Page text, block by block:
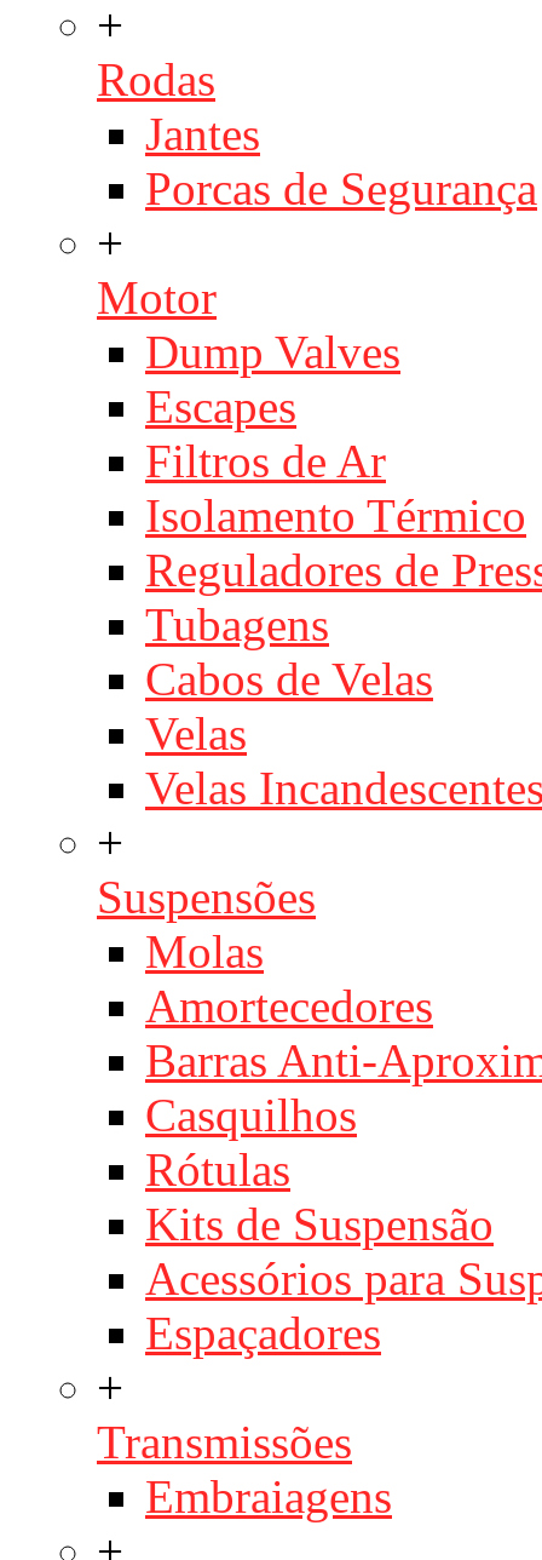
+
Rodas
Jantes
Porcas de Segurança
+
Motor
Dump Valves
Escapes
Filtros de Ar
Isolamento Térmico
Reguladores de
Tubagens
Cabos de Velas
Velas
Velas
+
Suspensões
Molas
Amortecedores
Barras Anti-
Casquilhos
Rótulas
Kits de Suspensão
Acessórios para
Espaçadores
+
Transmissões
Embraiagens